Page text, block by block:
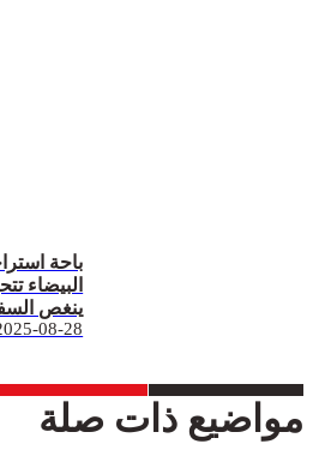
باحة
البيضاء
ينغص
08-28
مواضيع ذات صلة